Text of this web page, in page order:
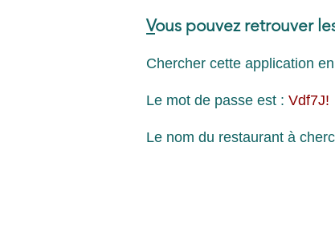
Vous pouvez retrouver
Chercher cette application
Le mot de passe est : Vdf7J!
Le nom du restaurant à